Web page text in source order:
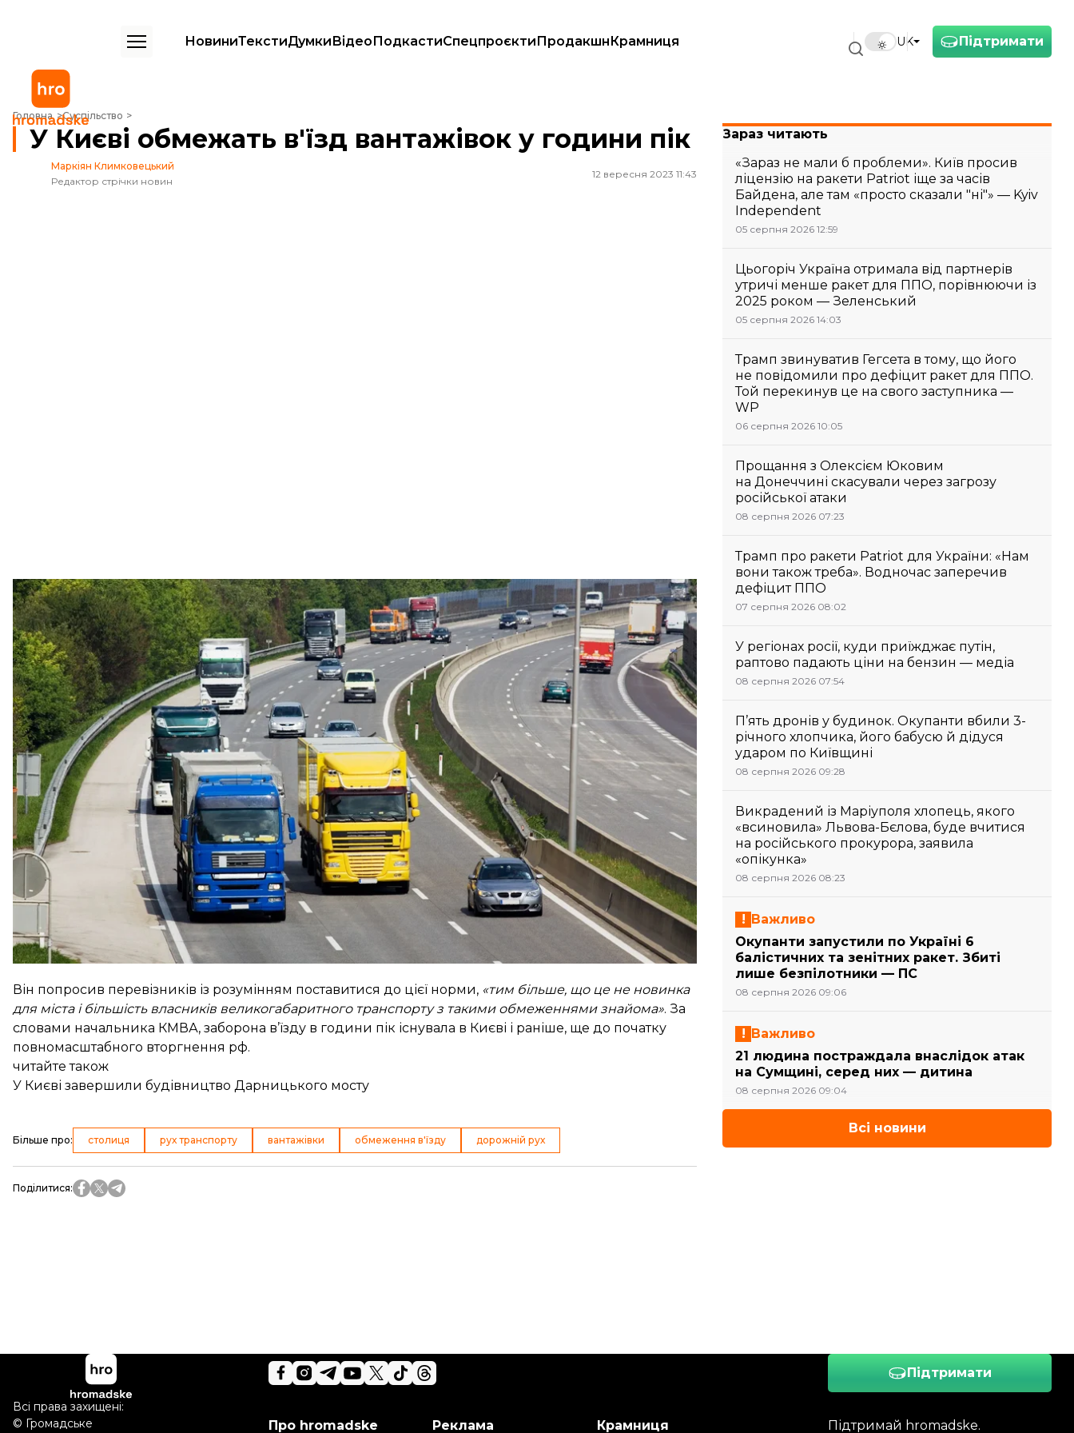
Підтримати
UK
НовиниТекстиДумкиВідеоПодкастиСпецпроєктиПродакшнКрамниця
Головна Суспільство
У Києві обмежать в'їзд вантажівок у години пік
У Києві обмежать в'їзд вантажівок у години пік
Маркіян Климковецький
Редактор стрічки новин
12 вересня 2023 11:43
Шосе з автомобілями та вантажівками. Стокове фото
Depositphotos
Київська міська військова адміністрація вирішила обмежити в'їзд великогабаритного транспорту в
столицю в години пік — вранці з 7:00 до 10:00 та ввечері з 17:00 до 20:00.
Про цеповідомивначальник КМВА Сергій Попко.
Оголошені заходи почнуть діяти з 20 вересня. Обмеження будуть встановлені на в’їздах до столиці.
Контроль за виконанням рішення здійснюватиме поліція Києва.
«Дороги столиці перевантажені в години пік. Людям важко дістатися на роботу, спеціальному
транспорту — до місця призначення»
, — пояснив рішення влади Попко.
Він попросив перевізників із розумінням поставитися до цієї норми, «тим більше, що це не новинка
для міста і більшість власників великогабаритного транспорту з такими обмеженнями знайома». За
словами начальника КМВА, заборона в’їзду в години пік існувала в Києві і раніше, ще до початку
повномасштабного вторгнення рф.
читайте також
У Києві завершили будівництво Дарницького мосту
Більше про: столиця рух транспорту вантажівки обмеження в'їзду дорожній рух
Поділитися:
Зараз читають
«Зараз не мали б проблеми». Київ просив
ліцензію на ракети Patriot іще за часів
Байдена, але там «просто сказали "ні"» — Kyiv
Independent
05 серпня 2026 12:59
Цьогоріч Україна отримала від партнерів
утричі менше ракет для ППО, порівнюючи із
2025 роком — Зеленський
05 серпня 2026 14:03
Трамп звинуватив Гегсета в тому, що його
не повідомили про дефіцит ракет для ППО.
Той перекинув це на свого заступника —
WP
06 серпня 2026 10:05
Прощання з Олексієм Юковим
на Донеччині скасували через загрозу
російської атаки
08 серпня 2026 07:23
Трамп про ракети Patriot для України: «Нам
вони також треба». Водночас заперечив
дефіцит ППО
07 серпня 2026 08:02
У регіонах росії, куди приїжджає путін,
раптово падають ціни на бензин — медіа
08 серпня 2026 07:54
П’ять дронів у будинок. Окупанти вбили 3-
річного хлопчика, його бабусю й дідуся
ударом по Київщині
08 серпня 2026 09:28
Викрадений із Маріуполя хлопець, якого
«всиновила» Львова-Бєлова, буде вчитися
на російського прокурора, заявила
«опікунка»
08 серпня 2026 08:23
Важливо
Окупанти запустили по Україні 6
балістичних та зенітних ракет. Збиті
лише безпілотники — ПС
08 серпня 2026 09:06
Важливо
21 людина постраждала внаслідок атак
на Сумщині, серед них — дитина
08 серпня 2026 09:04
Всі новини
Підтримати
Підтримай hromadske.
Про hromadske Реклама Крамниця
Всі права захищені:
© Громадське